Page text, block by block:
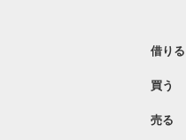
借りる
買う
売る